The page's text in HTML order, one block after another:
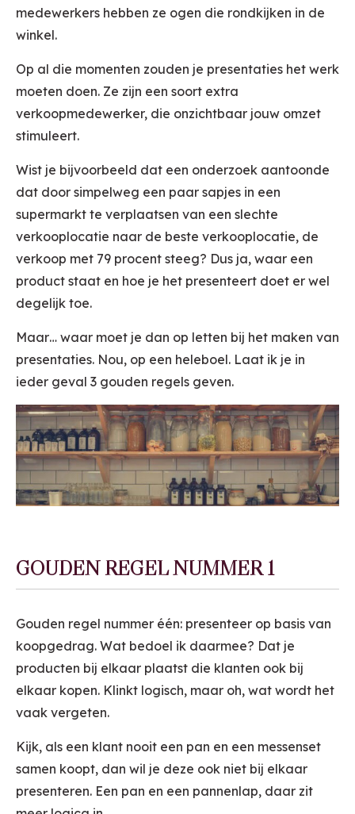
medewerkers hebben ze ogen die rondkijken in de
winkel.
Op al die momenten zouden je presentaties het werk
moeten doen. Ze zijn een soort extra
verkoopmedewerker, die onzichtbaar jouw omzet
stimuleert.
Wist je bijvoorbeeld dat een onderzoek aantoonde
dat door simpelweg een paar sapjes in een
supermarkt te verplaatsen van een slechte
verkooplocatie naar de beste verkooplocatie, de
verkoop met 79 procent steeg? Dus ja, waar een
product staat en hoe je het presenteert doet er wel
degelijk toe.
Maar… waar moet je dan op letten bij het maken van
presentaties. Nou, op een heleboel. Laat ik je in
ieder geval 3 gouden regels geven.
GOUDEN REGEL NUMMER 1
Gouden regel nummer één: presenteer op basis van
koopgedrag. Wat bedoel ik daarmee? Dat je
producten bij elkaar plaatst die klanten ook bij
elkaar kopen. Klinkt logisch, maar oh, wat wordt het
vaak vergeten.
Kijk, als een klant nooit een pan en een messenset
samen koopt, dan wil je deze ook niet bij elkaar
presenteren. Een pan en een pannenlap, daar zit